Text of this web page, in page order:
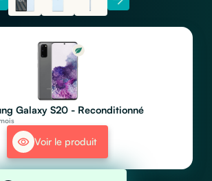
Galaxy S20 - Reconditionné
Voir le produit